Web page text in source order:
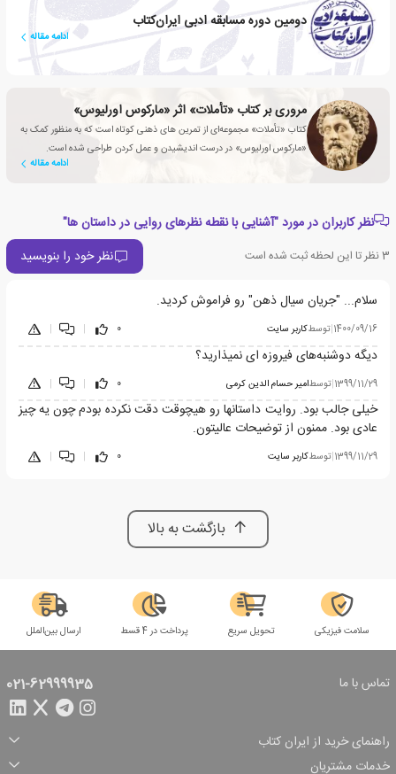
دومین دوره مسابقه ادبی ایران‌کتاب
ادامه مقاله
مروری بر کتاب «تأملات» اثر «مارکوس اورلیوس»
کتاب «تأملات» مجموعه‌ای از تمرین های ذهنی کوتاه است که به منظور کمک به
«مارکوس اورلیوس» در درست اندیشیدن و عمل کردن طراحی شده است.
ادامه مقاله
نظر کاربران در مورد "آشنایی با نقطه نظرهای روایی در داستان ها"
3نظر تا این لحظه ثبت شده است نظر خود را بنویسید
سلام... "جریان سیال ذهن" رو فراموش کردید.
1400/09/16 توسطکاربر سایت 0
دیگه دوشنبه‌های فیروزه ای نمیذارید؟
1399/11/29
|توسطامیر حسام الدین کرمی 0
|
|
خیلی جالب بود. روایت داستانها رو هیچوقت دقت نکرده بودم چون یه چیز
عادی بود. ممنون از توضیحات عالیتون.
1399/11/29 توسطکاربر سایت 0
بازگشت به بالا
سلامت فیزیکی تحویل سریع پرداخت در 4 قسط ارسال بین‌الملل
تماس با ما 021-62999935
راهنمای خرید از ایران کتاب
ثبت سفارش
شرایط ارسال سفارش
شیوه پرداخت
تخفیف‌های خرید
خدمات مشتریان